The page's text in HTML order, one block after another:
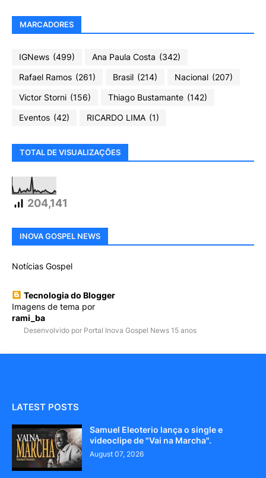
MARCADORES
IGNews (499) Ana Paula Costa (342)
Rafael Ramos (261) Brasil (214) Nacional (207)
Victor Storni (156) Thiago Bustamante (142)
Eventos (42) RICARDO LIMA (1)
TOTAL DE VISUALIZAÇÕES
204,141
INOVA GOSPEL NEWS
Notícias Gospel
Tecnologia do Blogger
Imagens de tema por
rami_ba
Desenvolvido por Portal Inova Gospel News 15 anos
LATEST POSTS
Samuel Eleoterio lança o single e
videoclipe de "Vai na Marcha".
August 07, 2026